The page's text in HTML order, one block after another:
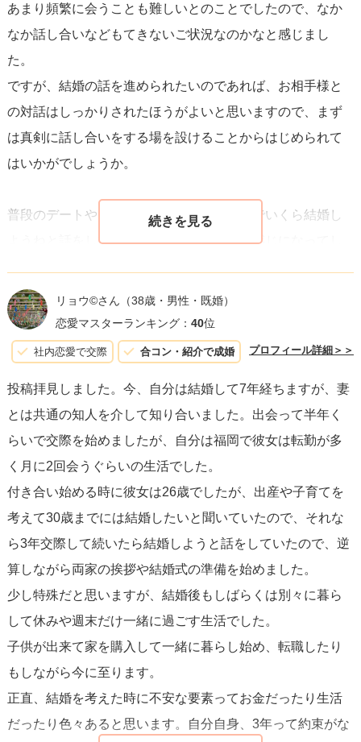
からの結婚はより多くの不安や悩みを伴います。ですが、
お互いにコミュニケーションを深め、理解を深めることに
努めれば、不安は解消され、より強い関係へと発展させる
ことができます。相手の気持ちと自分の気持ちを正直に共
有し、共に歩んでいく意志があれば、遠距離恋愛から結婚
へと進む道は必ず見えてきます。
あまり頻繁に会うことも難しいとのことでしたので、なか
なか話し合いなどもてきないご状況なのかなと感じまし
た。
ですが、結婚の話を進められたいのであれば、お相手様と
の対話はしっかりされたほうがよいと思いますので、まず
は真剣に話し合いをする場を設けることからはじめられて
はいかがでしょうか。
普段のデートや電話、テキストメッセージでいくら結婚し
ようねと話をしても、どこか現実味のない感じになってし
夫との結婚の話が進まず悶々としていた時期が私にもある
のですが、まさにこのような感じでした。
いいね、そんな話をするけれども現実味もなく、「できた
らいいね」で話が終わるばかりで、こちらが結婚への話を
進めたいという意思が全く届いていなかったように思いま
す。
なので、「真剣に話をしたい」と事前に伝えたうえで何度
か話しあいの場を設けるようにしたところ、夫も真剣に考
えてくれるようになり、、やっと話が前に進むようになり
ました。
遠距離や生活リズムが合わないとのことですが、本気で話
を進めたいのでしたら少し無茶をしてでも時間を作られて
はいかがですか？
結婚するとなったら、家族のことなど何度も真剣に話し合
リョウ©️さん （38歳・男性・既婚）
恋愛マスターランキング： 40位
社内恋愛で交際 合コン・紹介で成婚 プロフィール詳細＞＞
投稿拝見しました。今、自分は結婚して7年経ちますが、妻
とは共通の知人を介して知り合いました。出会って半年く
らいで交際を始めましたが、自分は福岡で彼女は転勤が多
く月に2回会うぐらいの生活でした。
付き合い始める時に彼女は26歳でしたが、出産や子育てを
考えて30歳までには結婚したいと聞いていたので、それな
ら3年交際して続いたら結婚しようと話をしていたので、逆
算しながら両家の挨拶や結婚式の準備を始めました。
少し特殊だと思いますが、結婚後もしばらくは別々に暮ら
して休みや週末だけ一緒に過ごす生活でした。
子供が出来て家を購入して一緒に暮らし始め、転職したり
もしながら今に至ります。
正直、結婚を考えた時に不安な要素ってお金だったり生活
だったり色々あると思います。自分自身、3年って約束がな